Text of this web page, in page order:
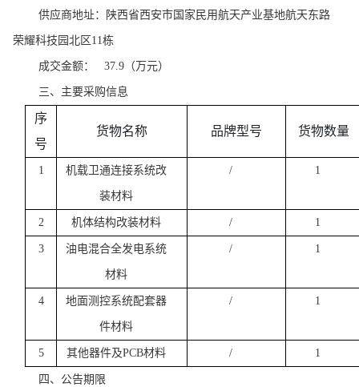
供应商地址：陕西省西安市国家民用航天产业基地航天东路
荣耀科技园北区 11栋
成交金额： 37.9（万元）
三、主要采购信息
序
号
货物名称 品牌型号 货物数量
1 机载卫通连接系统改
装材料
/ 1
2 机体结构改装材料 / 1
3 油电混合全发电系统
材料
/ 1
4 地面测控系统配套器
件材料
/ 1
5 其他器件及PCB材料 / 1
四、公告期限